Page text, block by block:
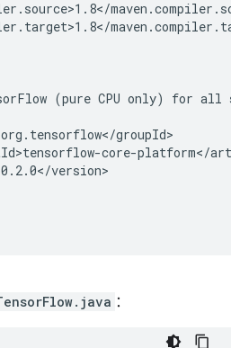
(pure CPU only) for all
：